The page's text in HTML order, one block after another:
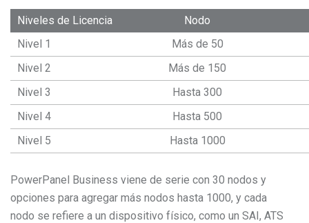
Niveles de Licencia
Nodo
Nivel 1
Más de 50
Nivel 2
Más de 150
Nivel 3
Hasta 300
Nivel 4
Hasta 500
Nivel 5
Hasta 1000
PowerPanel Business viene de serie con 30 nodos y
opciones para agregar más nodos hasta 1000, y cada
nodo se refiere a un dispositivo físico, como un SAI, ATS